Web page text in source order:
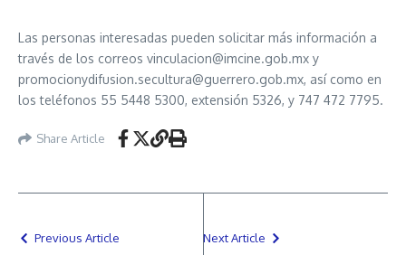
Las personas interesadas pueden solicitar más información a
través de los correos vinculacion@imcine.gob.mx y
promocionydifusion.secultura@guerrero.gob.mx, así como en
los teléfonos 55 5448 5300, extensión 5326, y 747 472 7795.
Share Article
Previous Article Next Article